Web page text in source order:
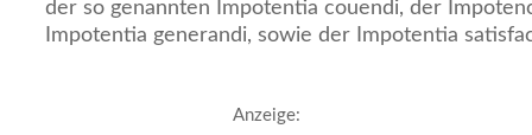
der so genannten Impotentia couendi, der
Impotentia generandi, sowie der Impotentia
Anzeige: